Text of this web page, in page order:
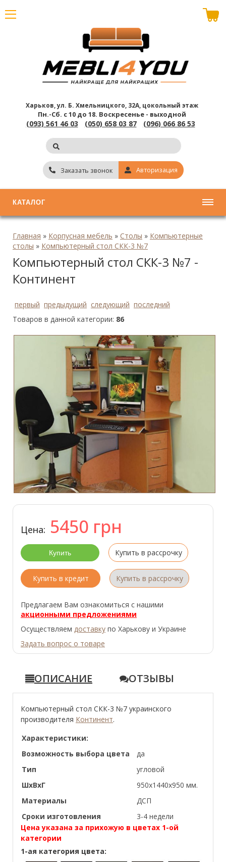
Харьков, ул. Б. Хмельницкого, 32А, цокольный этаж
Пн.-Сб. с 10 до 18. Воскресенье - выходной
(093) 561 46 03 (050) 658 03 87 (096) 066 86 53
Заказать звонок Авторизация
КАТАЛОГ
Главная » Корпусная мебель » Столы » Компьютерные
столы » Компьютерный стол СКК-3 №7
Компьютерный стол СКК-3 №7 -
Континент
первый предыдущий следующий последний
Товаров в данной категории: 86
Цена: 5450 грн
Купить в рассрочку
Купить в кредит Купить в рассрочку
Предлагаем Вам ознакомиться с нашими
акционными предложениями
Осуществляем доставку по Харькову и Украине
Задать вопрос о товаре
ОПИСАНИЕ ОТЗЫВЫ
Компьютерный стол СКК-3 №7 украинского
производителя Континент.
Характеристики:
Возможность выбора цвета
да
Тип
угловой
ШхВхГ
950х1440х950 мм.
Материалы
ДСП
Сроки изготовления
3-4 недели
Цена указана за прихожую в цветах 1-ой
категории
1-ая категория цвета:
В корзине пусто